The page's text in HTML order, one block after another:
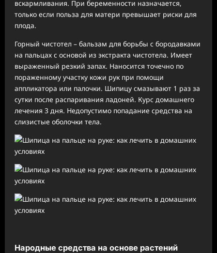
вскармливания. При беременности назначается,
только если польза для матери превышает риски для
плода.
Горный чистотел – бальзам для борьбы с бородавками
на пальцах с основой из экстракта чистотела. Имеет
выраженный резкий запах. Наносится точечно по
пораженному участку кожи рук при помощи
аппликатора или палочки. Шипицу смазывают 1 раз за
сутки после распаривания ладоней. Курс домашнего
лечения 3 дня. Недопустимо попадание средства на
слизистые оболочки тела.
Народные средства на основе растений